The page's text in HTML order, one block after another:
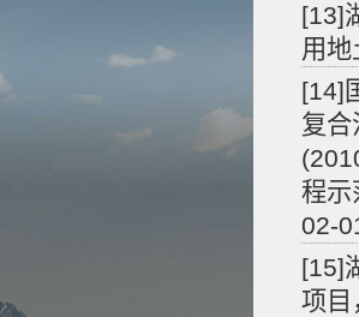
[13]
用
[14]
复合
程示
02-
[15]
项目